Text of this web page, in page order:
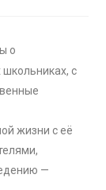
о
с
жизни с её
—